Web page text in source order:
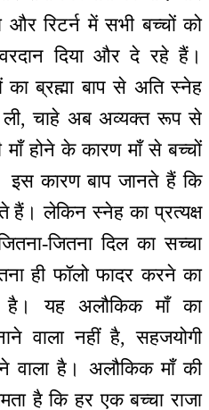
और रिटर्न में सभी बच्चों को
दिया और दे रहे हैं।
का ब्रह्मा बाप से अति स्नेह
ली, चाहे अब अव्यक्त रूप से
होने के कारण माँ से बच्चों
इस कारण बाप जानते हैं कि
हैं। लेकिन स्नेह का प्रत्यक्ष
जितना दिल का सच्चा
ही फॉलो फादर करने का
है। यह अलौकिक माँ का
वाला नहीं है, सहजयोगी
वाला है। अलौकिक माँ की
है कि हर एक बच्चा राजा